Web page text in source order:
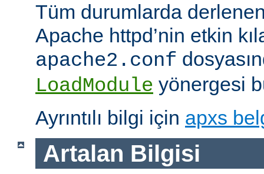
Tüm durumlarda
Apache httpd’nin etkin
apache2.conf
LoadModule yönergesi
Ayrıntılı bilgi için apxs
Artalan Bilgisi